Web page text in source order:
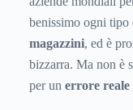
benissimo ogni tipo
magazzini, ed è
bizzarra. Ma non è
per un errore reale